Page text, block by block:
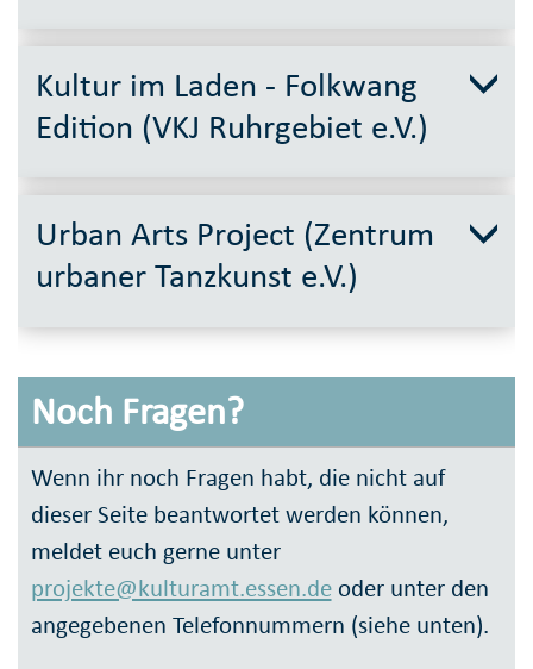
Kultur im Laden - Folkwang
Edition (VKJ Ruhrgebiet e.V.)
Urban Arts Project (Zentrum
urbaner Tanzkunst e.V.)
Noch Fragen?
Wenn ihr noch Fragen habt, die nicht auf
dieser Seite beant­wortet werden können,
meldet euch gerne unter
projekte@kulturamt.essen.deoder unter den
an­gege­benen Telefon­nummern (siehe unten).